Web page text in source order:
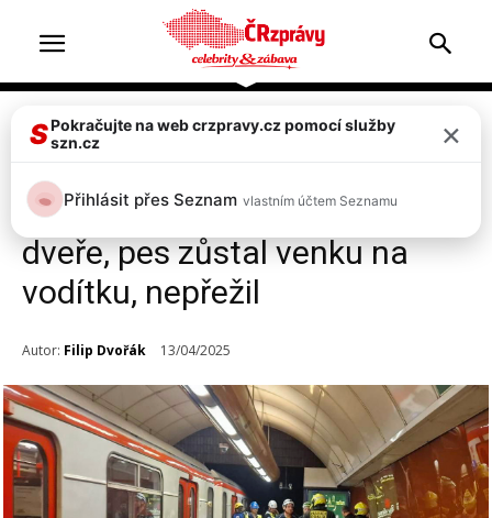
Zprávy
Drama v metru! Žena se psem
dobíhala a zavřely se za ní
dveře, pes zůstal venku na
vodítku, nepřežil
Autor: Filip Dvořák 13/04/2025
SPokračujte na web crzpravy.cz pomocí služby
szn.cz
×
Přihlásit přes Seznam vlastním účtem Seznamu